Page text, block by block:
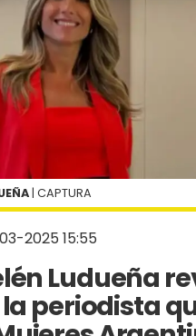
2025 15:55
Ludueña
periodista
| CAPTURA